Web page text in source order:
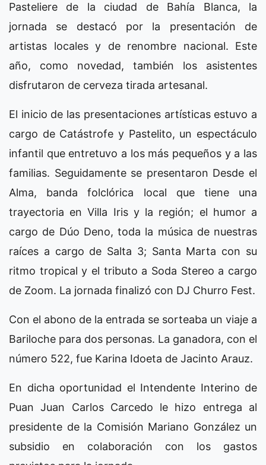
Pasteliere de la ciudad de Bahía Blanca, la
jornada se destacó por la presentación de
artistas locales y de renombre nacional. Este
año, como novedad, también los asistentes
disfrutaron de cerveza tirada artesanal.
El inicio de las presentaciones artísticas estuvo a
cargo de Catástrofe y Pastelito, un espectáculo
infantil que entretuvo a los más pequeños y a las
familias. Seguidamente se presentaron Desde el
Alma, banda folclórica local que tiene una
trayectoria en Villa Iris y la región; el humor a
cargo de Dúo Deno, toda la música de nuestras
raíces a cargo de Salta 3; Santa Marta con su
ritmo tropical y el tributo a Soda Stereo a cargo
de Zoom. La jornada finalizó con DJ Churro Fest.
Con el abono de la entrada se sorteaba un viaje a
Bariloche para dos personas. La ganadora, con el
número 522, fue Karina Idoeta de Jacinto Arauz.
En dicha oportunidad el Intendente Interino de
Puan Juan Carlos Carcedo le hizo entrega al
presidente de la Comisión Mariano González un
subsidio en colaboración con los gastos